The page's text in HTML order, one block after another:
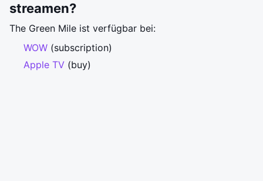
streamen?
The Green Mile ist verfügbar bei:
WOW (subscription)
Apple TV (buy)